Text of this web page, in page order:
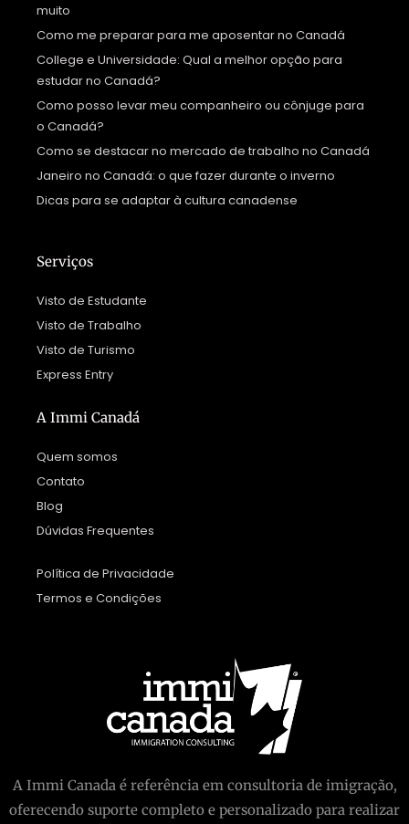
muito
Como me preparar para me aposentar no Canadá
College e Universidade: Qual a melhor opção para
estudar no Canadá?
Como posso levar meu companheiro ou cônjuge para
o Canadá?
Como se destacar no mercado de trabalho no Canadá
Janeiro no Canadá: o que fazer durante o inverno
Dicas para se adaptar à cultura canadense
Serviços
Visto de Estudante
Visto de Trabalho
Visto de Turismo
Express Entry
A Immi Canadá
Quem somos
Contato
Blog
Dúvidas Frequentes
Política de Privacidade
Termos e Condições
A Immi Canada é referência em consultoria de imigração,
oferecendo suporte completo e personalizado para realizar